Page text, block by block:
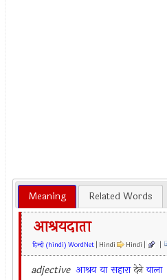
Meaning Related Words
आश्रयदाता
हिन्दी (hindi) WordNet | Hindi Hindi | |
adjective आश्रय या सहारादेनेवाला